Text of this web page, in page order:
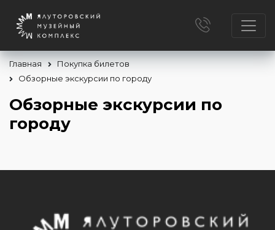
Главная
Покупка билетов
Обзорные экскурсии по городу
Обзорные экскурсии по
городу